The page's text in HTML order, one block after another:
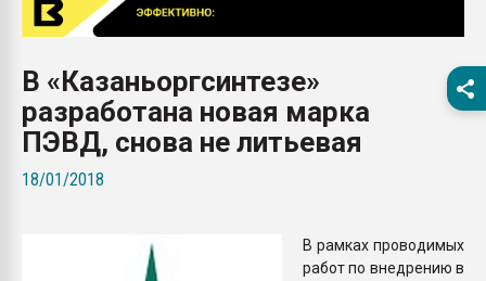
первый план в
28.07.2026
ситуацией на
Всё, что касается
В «Казаньоргсинтезе»
разработана новая марка
ПЭВД, снова не литьевая
18/01/2018
В рамках проводимых
работ по внедрению в